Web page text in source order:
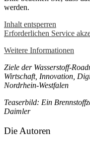
werden.
Inhalt entsperren
Erforderlichen Service
Weitere Informationen
Ziele der Wasserstoff-
Wirtschaft, Innovation,
Nordrhein-Westfalen
Teaserbild: Ein
Daimler
Die Autoren